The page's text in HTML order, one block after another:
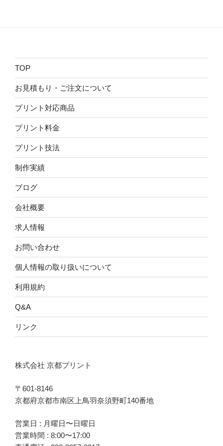
TOP
お見積もり・ご注文について
プリント対応商品
プリント料金
プリント技法
制作実績
ブログ
会社概要
求人情報
お問い合わせ
個人情報の取り扱いについて
利用規約
Q&A
リンク
株式会社 京都プリント
〒601-8146
京都府京都市南区上鳥羽奈須野町140番地
営業日 : 月曜日〜日曜日
営業時間 : 8:00〜17:00